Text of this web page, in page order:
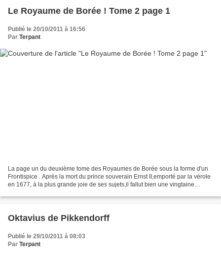
Le Royaume de Borée ! Tome 2 page 1
Publié le 20/10/2011 à 16:56
Par Terpant
La page un du deuxième tome des Royaumes de Borée sous la forme d'un
Frontispice . Après la mort du prince souverain Ernst II,emporté par la vérole
en 1677, à la plus grande joie de ses sujets,il fallut bien une vingtaine
Oktavius de Pikkendorff
Publié le 29/10/2011 à 08:03
Par Terpant